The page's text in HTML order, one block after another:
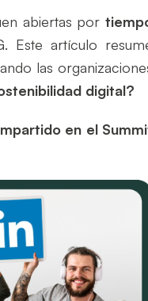
abiertas por
Este artículo
las
digital?
en el